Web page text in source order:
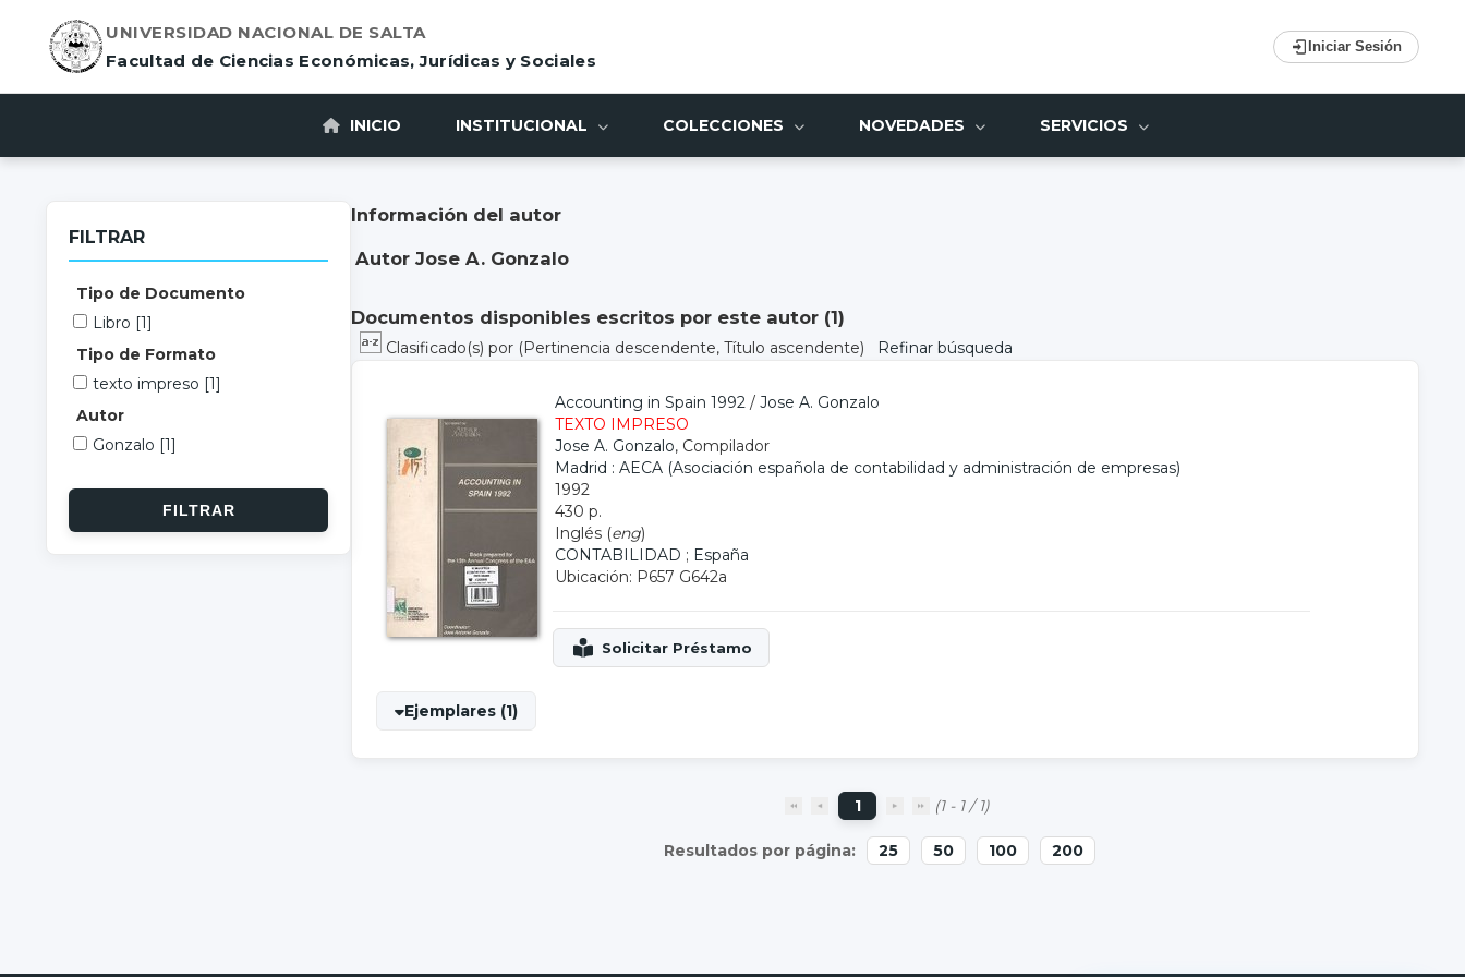
UNIVERSIDAD NACIONAL DE SALTA
Facultad de Ciencias Económicas, Jurídicas y Sociales
Iniciar Sesión
INICIO INSTITUCIONAL COLECCIONES NOVEDADES SERVICIOS
Información del autor
Autor Jose A. Gonzalo
Documentos disponibles escritos por este autor (1)
Clasificado(s) por (Pertinencia descendente, Título ascendente) Refinar búsqueda
Accounting in Spain 1992 / Jose A. Gonzalo
TEXTO IMPRESO
Jose A. Gonzalo, Compilador
Madrid : AECA (Asociación española de contabilidad y administración de empresas)
1992
430 p.
Inglés (eng)
CONTABILIDAD ; España
Ubicación: P657 G642a
Ejemplares (1)
1 (1 - 1 / 1)
25 50 100 200
FILTRAR
Tipo de Documento
Libro [1]
Tipo de Formato
texto impreso [1]
Autor
Gonzalo [1]